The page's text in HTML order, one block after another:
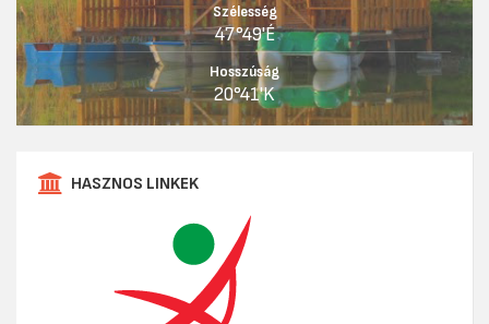
Szélesség
47°49'É
Hosszúság
20°41'K
HASZNOS LINKEK